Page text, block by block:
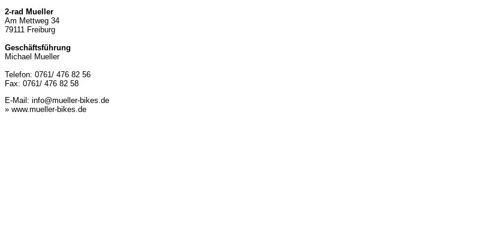
2-rad Mueller
Am Mettweg 34
79111 Freiburg
Geschäftsführung
Michael Mueller
Telefon: 0761/ 476 82 56
Fax: 0761/ 476 82 58
E-Mail: info@mueller-bikes.de
» www.mueller-bikes.de